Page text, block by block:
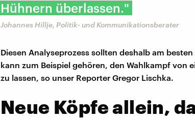
Hühnern überlassen."
Johannes Hillje, Politik- und Kommunikationsberater
Diesen Analyseprozess sollten deshalb am
kann zum Beispiel gehören, den Wahlkampf von
zu lassen, so unser Reporter Gregor Lischka.
Neue Köpfe allein,